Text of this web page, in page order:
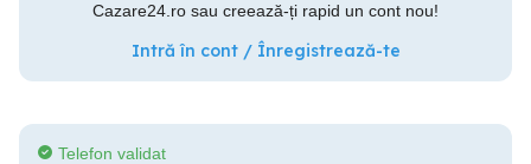
Cazare24.ro sau creează-ți rapid un cont nou!
Intră în cont / Înregistrează-te
Telefon validat